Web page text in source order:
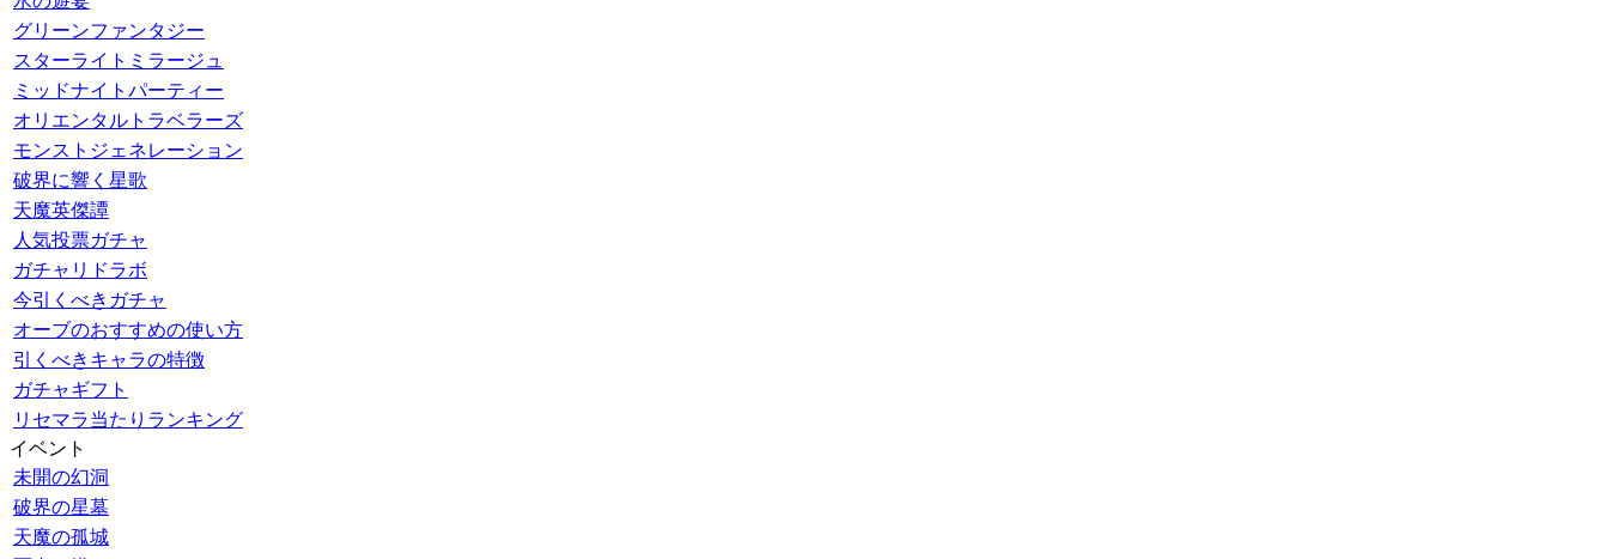
グリーンファンタジー
スターライトミラージュ
ミッドナイトパーティー
オリエンタルトラベラーズ
モンストジェネレーション
破界に響く星歌
天魔英傑譚
人気投票ガチャ
ガチャリドラボ
今引くべきガチャ
オーブのおすすめの使い方
引くべきキャラの特徴
ガチャギフト
リセマラ当たりランキング
イベント
未開の幻洞
破界の星墓
天魔の孤城